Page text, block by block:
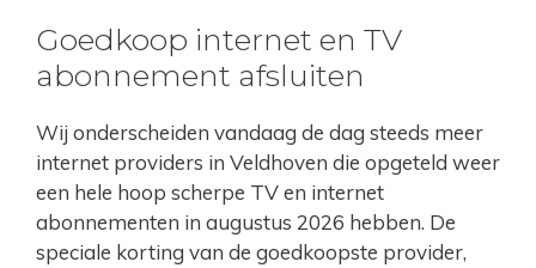
Goedkoop internet en TV
abonnement afsluiten
Wij onderscheiden vandaag de dag steeds meer
internet providers in Veldhoven die opgeteld weer
een hele hoop scherpe TV en internet
abonnementen in augustus 2026 hebben. De
speciale korting van de goedkoopste provider,